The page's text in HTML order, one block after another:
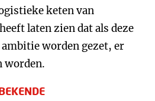
keten van
laten zien dat als deze
worden gezet, er
worden.